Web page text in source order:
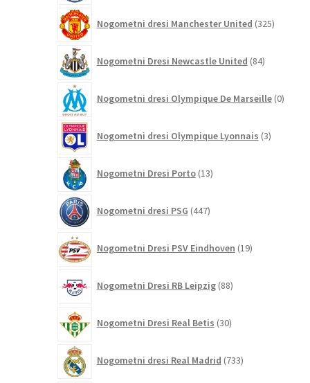
Nogometni dresi Manchester United 325izdelkov
Nogometni Dresi Newcastle United 84izdelkov
Nogometni dresi Olympique De Marseille 0
Nogometni dresi Olympique Lyonnais 3izdelki
Nogometni Dresi Porto 13izdelkov
Nogometni dresi PSG 447izdelkov
Nogometni Dresi PSV Eindhoven 19izdelkov
Nogometni Dresi RB Leipzig 88izdelkov
Nogometni Dresi Real Betis 30izdelkov
Nogometni dresi Real Madrid 733izdelkov